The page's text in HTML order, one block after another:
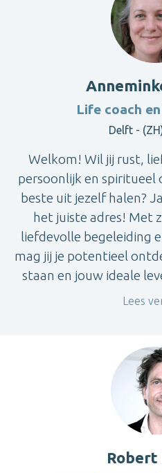
Life coach
Delft -
Welkom! Wil jij rust,
persoonlijk en spiritueel
beste uit jezelf halen?
het juiste adres! Met
liefdevolle begeleiding
mag jij je potentieel
staan en jouw ideale
Lees
Robert